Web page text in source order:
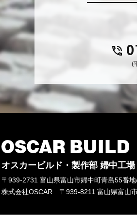
(
オスカービルド・製作部 婦中工場
〒939-2731 富山県富山市婦中町青島55番
株式会社OSCAR 〒939-8211 富山県富山